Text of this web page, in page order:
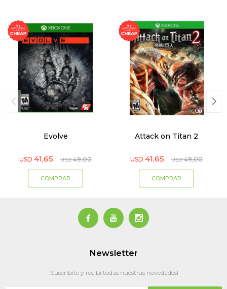
Evolve
USD 41,65 USD 49,00
Attack on Titan 2
USD 41,65 USD 49,00
  
Newsletter
¡Suscribite y recibí todas nuestras novedades!